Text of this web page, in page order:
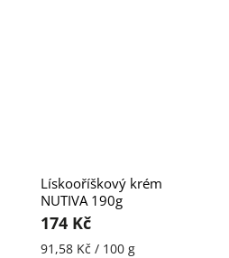
Lískooříškový krém
NUTIVA 190g
174 Kč
91,58 Kč / 100 g